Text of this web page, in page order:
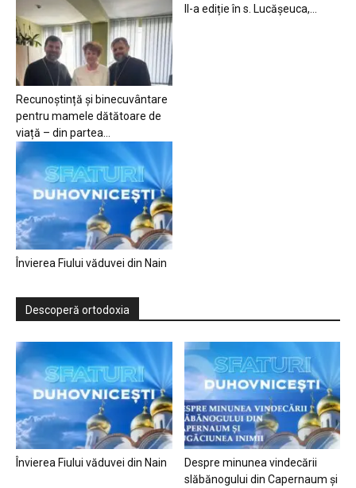
Recunoștință și binecuvântare
pentru mamele dătătoare de
viață – din partea...
II-a ediție în s. Lucășeuca,...
Învierea Fiului văduvei din Nain
Descoperă ortodoxia
Învierea Fiului văduvei din Nain
Despre minunea vindecării
slăbănogului din Capernaum și